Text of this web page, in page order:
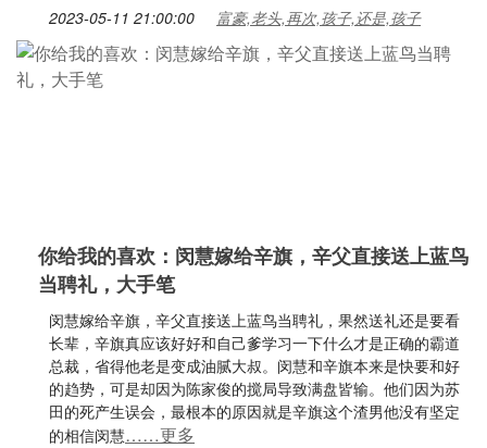
2023-05-11 21:00:00 富豪,老头,再次,孩子,还是,孩子
你给我的喜欢：闵慧嫁给辛旗，辛父直接送上蓝鸟
当聘礼，大手笔
闵慧嫁给辛旗，辛父直接送上蓝鸟当聘礼，果然送礼还是要看
长辈，辛旗真应该好好和自己爹学习一下什么才是正确的霸道
总裁，省得他老是变成油腻大叔。闵慧和辛旗本来是快要和好
的趋势，可是却因为陈家俊的搅局导致满盘皆输。他们因为苏
田的死产生误会，最根本的原因就是辛旗这个渣男他没有坚定
的相信闵慧……更多